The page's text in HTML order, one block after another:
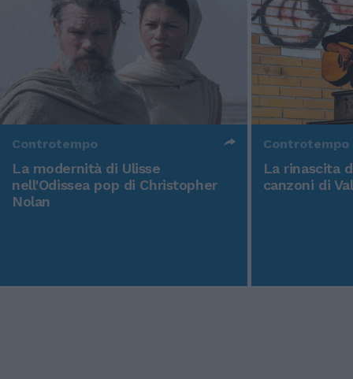
Controtempo
La modernità di Ulisse
nell'Odissea pop di Christopher
Nolan
Controtempo
La rinascita
canzoni di